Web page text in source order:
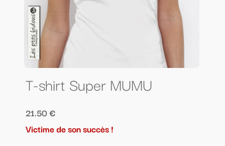
T-shirt Super MUMU
21.50 €
Victime de son succès !